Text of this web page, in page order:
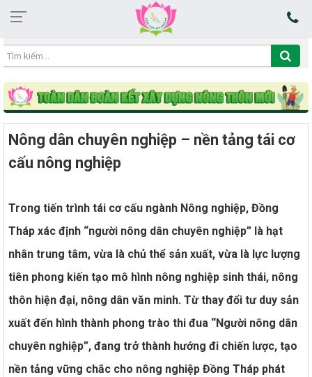
03:33:31 06/08/2026
Nông dân chuyên nghiệp – nền tảng tái cơ
cấu nông nghiệp
Trong tiến trình tái cơ cấu ngành Nông nghiệp, Đồng
Tháp xác định “người nông dân chuyên nghiệp” là hạt
nhân trung tâm, vừa là chủ thể sản xuất, vừa là lực lượng
tiên phong kiến tạo mô hình nông nghiệp sinh thái, nông
thôn hiện đại, nông dân văn minh. Từ thay đổi tư duy sản
xuất đến hình thành phong trào thi đua “Người nông dân
chuyên nghiệp”, đang trở thành hướng đi chiến lược, tạo
nền tảng vững chắc cho nông nghiệp Đồng Tháp phát